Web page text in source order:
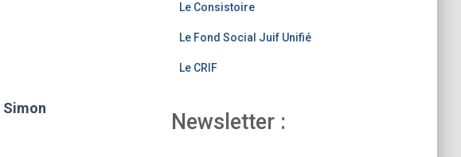
Simon
Le Consistoire
Le Fond Social Juif Unifié
Le CRIF
Newsletter :